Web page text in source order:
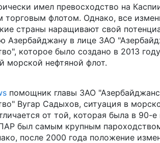
имел превосходство на
флотом. Однако, все
страны наращивают свой
Азербайджану в лице ЗАО
которое было создано в 2013
морской нефтяной флот.
помощник главы ЗАО
Вугар Садыхов, ситуация в
от той, которая была в 90-
был самым крупным
после 2000 года положение